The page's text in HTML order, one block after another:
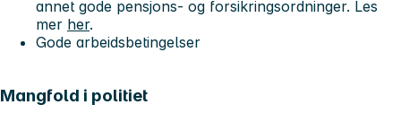
annet gode pensjons- og forsikringsordninger. Les
mer her.
Gode arbeidsbetingelser
Mangfold i politiet